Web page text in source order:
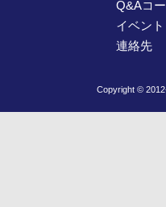
Q&Aコ
イベン
連絡先
Copyright ©